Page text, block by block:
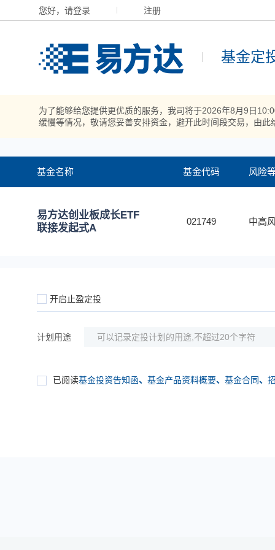
您好，请登录 注册
基金定
为了能够给您提供更优质的服务，我司将于2026年8月9日
缓慢等情况，敬请您妥善安排资金，避开此时间段交易，由此
基金名称 基金代码 风险
易方达创业板成长ETF
联接发起式A
021749 中高
开启止盈定投
计划用途
已阅读基金投资告知函、 基金产品资料概要、 基金合同、